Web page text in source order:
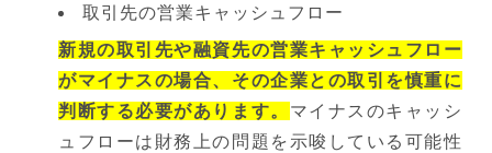
取引先の営業キャッシュフロー
新規の取引先や融資先の営業キャッシュフロー
がマイナスの場合、その企業との取引を慎重に
判断する必要があります。 マイナスのキャッシ
ュフローは財務上の問題を示唆している可能性